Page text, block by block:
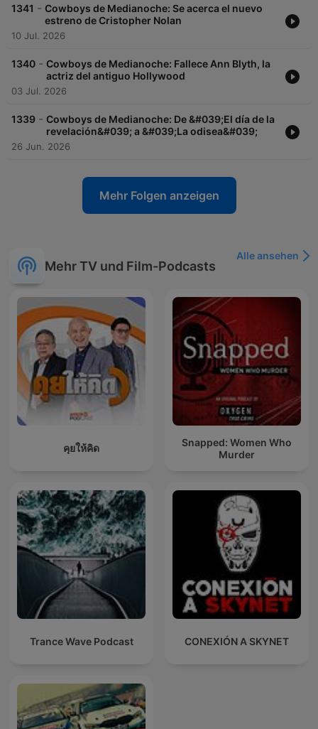
1341 - Cowboys de Medianoche: Se acerca el nuevo
estreno de Cristopher Nolan
10 Jul. 2026
1340 - Cowboys de Medianoche: Fallece Ann Blyth, la
actriz del antiguo Hollywood
03 Jul. 2026
1339 - Cowboys de Medianoche: De &#039;El día de la
revelación&#039; a &#039;La odisea&#039;
26 Jun. 2026
Mehr Folgen anzeigen
Mehr TV und Film-Podcasts
Alle ansehen
คุยให้คิด
Snapped: Women Who
Murder
Trance Wave Podcast CONEXIÓN A SKYNET